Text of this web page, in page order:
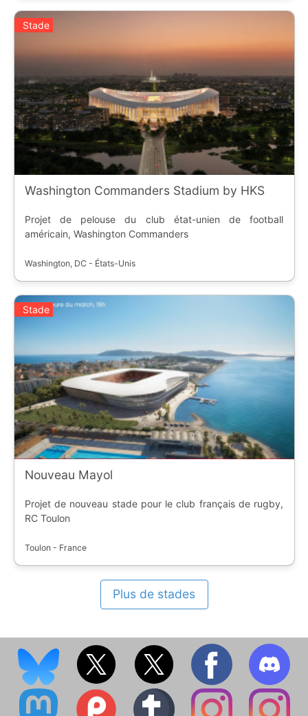
Stade
Washington Commanders Stadium by HKS
Projet de pelouse du club état-unien de football
américain, Washington Commanders
Washington, DC - États-Unis
Stade
Nouveau Mayol
Projet de nouveau stade pour le club français de rugby,
RC Toulon
Toulon - France
Plus de stades